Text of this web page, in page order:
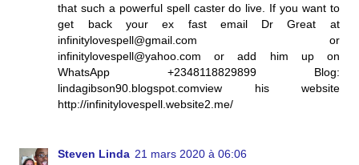
that such a powerful spell caster do live. If you want to
get back your ex fast email Dr Great at
infinitylovespell@gmail.com or
infinitylovespell@yahoo.com or add him up on
WhatsApp +2348118829899 Blog:
lindagibson90.blogspot.comview his website
http://infinitylovespell.website2.me/
Steven Linda 21 mars 2020 à 06:06